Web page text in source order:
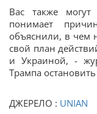
Вас также могут
понимает
объяснили, в чем
свой план
и Украиной, -
Трампа
ДЖЕРЕЛО : UNIAN